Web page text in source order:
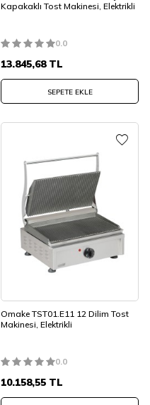
Kapakaklı Tost Makinesi, Elektrikli
0.0
13.845,68TL
SEPETE EKLE
Omake TST01.E11 12 Dilim Tost
Makinesi, Elektrikli
0.0
10.158,55 TL